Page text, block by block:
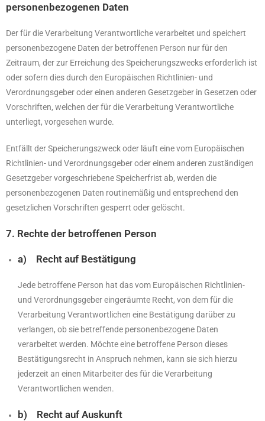
personenbezogenen Daten
Der für die Verarbeitung Verantwortliche verarbeitet und speichert
personenbezogene Daten der betroffenen Person nur für den
Zeitraum, der zur Erreichung des Speicherungszwecks erforderlich ist
oder sofern dies durch den Europäischen Richtlinien- und
Verordnungsgeber oder einen anderen Gesetzgeber in Gesetzen oder
Vorschriften, welchen der für die Verarbeitung Verantwortliche
unterliegt, vorgesehen wurde.
Entfällt der Speicherungszweck oder läuft eine vom Europäischen
Richtlinien- und Verordnungsgeber oder einem anderen zuständigen
Gesetzgeber vorgeschriebene Speicherfrist ab, werden die
personenbezogenen Daten routinemäßig und entsprechend den
gesetzlichen Vorschriften gesperrt oder gelöscht.
7. Rechte der betroffenen Person
a) Recht auf Bestätigung
Jede betroffene Person hat das vom Europäischen Richtlinien-
und Verordnungsgeber eingeräumte Recht, von dem für die
Verarbeitung Verantwortlichen eine Bestätigung darüber zu
verlangen, ob sie betreffende personenbezogene Daten
verarbeitet werden. Möchte eine betroffene Person dieses
Bestätigungsrecht in Anspruch nehmen, kann sie sich hierzu
jederzeit an einen Mitarbeiter des für die Verarbeitung
Verantwortlichen wenden.
b) Recht auf Auskunft